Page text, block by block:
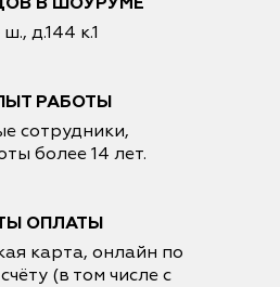
д.144 к.1
РАБОТЫ
сотрудники,
более 14 лет.
ОПЛАТЫ
карта, онлайн по
(в том числе с